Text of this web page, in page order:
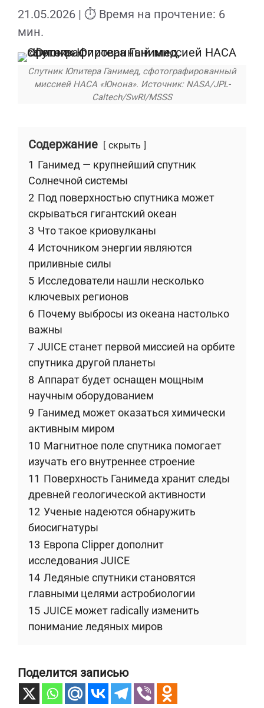
21.05.2026 | ⏱ Время на прочтение: 6
мин.
Спутник Юпитера Ганимед, сфотографированный
миссией НАСА «Юнона». Источник: NASA/JPL-
Caltech/SwRI/MSSS
Содержание скрыть
1 Ганимед — крупнейший спутник
Солнечной системы
2 Под поверхностью спутника может
скрываться гигантский океан
3 Что такое криовулканы
4 Источником энергии являются
приливные силы
5 Исследователи нашли несколько
ключевых регионов
6 Почему выбросы из океана настолько
важны
7 JUICE станет первой миссией на орбите
спутника другой планеты
8 Аппарат будет оснащен мощным
научным оборудованием
9 Ганимед может оказаться химически
активным миром
10 Магнитное поле спутника помогает
изучать его внутреннее строение
11 Поверхность Ганимеда хранит следы
древней геологической активности
12 Ученые надеются обнаружить
биосигнатуры
13 Европа Clipper дополнит
исследования JUICE
14 Ледяные спутники становятся
главными целями астробиологии
15 JUICE может radically изменить
понимание ледяных миров
Поделится записью